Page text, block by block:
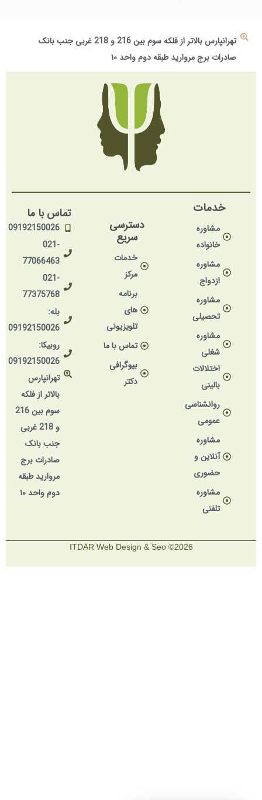
تهرانپارس بالاتر از فلکه سوم بین 216 و 218 غربی جنب بانک
صادرات برج مروارید طبقه دوم واحد ۱۰
خدمات
مشاوره
خانواده
مشاوره
ازدواج
مشاوره
تحصیلی
مشاوره
شغلی
اختلالات
بالینی
روانشناسی
عمومی
مشاوره
آنلاین و
حضوری
مشاوره
تلفنی
دسترسی
سریع
خدمات
مرکز
برنامه
های
تلویزیونی
تماس با ما
بیوگرافی
دکتر
تماس با ما
09192150026
021-
77066463
021-
77375768
09192150026
روبیکا:
09192150026
تهرانپارس
بالاتر از فلکه
سوم بین 216
و 218 غربی
جنب بانک
صادرات برج
مروارید طبقه
دوم واحد ۱۰
2026© ITDAR Web Design & Seo